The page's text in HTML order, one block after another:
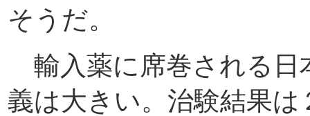
そうだ。
輸入薬に席巻される日
義は大きい。治験結果